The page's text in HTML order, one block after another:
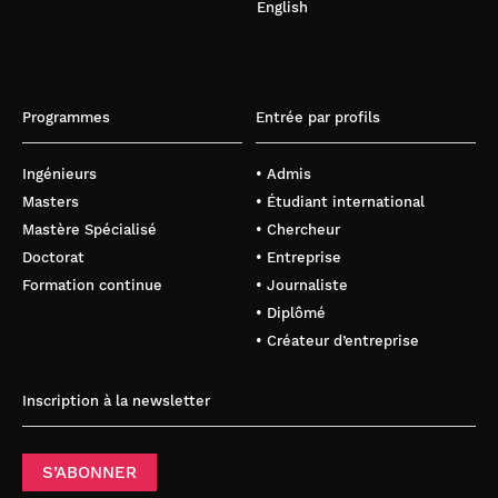
English
Programmes
Ingénieurs
Masters
Mastère Spécialisé
Doctorat
Formation continue
Entrée par profils
• Admis
• Étudiant international
• Chercheur
• Entreprise
• Journaliste
• Diplômé
• Créateur d’entreprise
Inscription à la newsletter
S’ABONNER